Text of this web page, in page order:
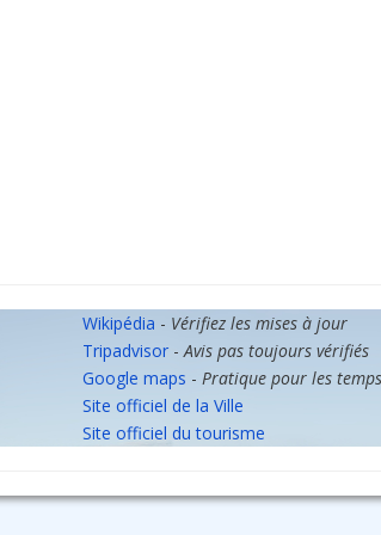
Wikipédia - Vérifiez les mises à jour
Tripadvisor-Avis pas toujours vérifiés
Google maps - Pratique pour les
Site officiel de la Ville
Site officiel du tourisme